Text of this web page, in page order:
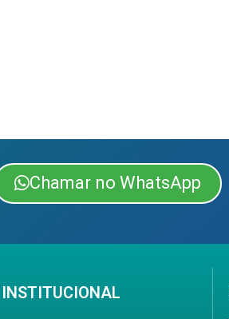
Chamar no WhatsApp
INSTITUCIONAL